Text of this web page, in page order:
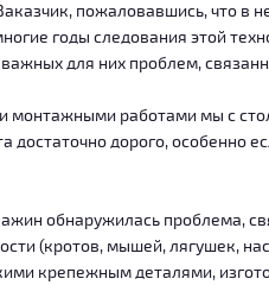
пожаловавшись, что в
годы следования этой
для них проблем,
работами мы с
достаточно дорого, особенно
обнаружилась проблема,
(кротов, мышей, лягушек,
крепежным деталями,